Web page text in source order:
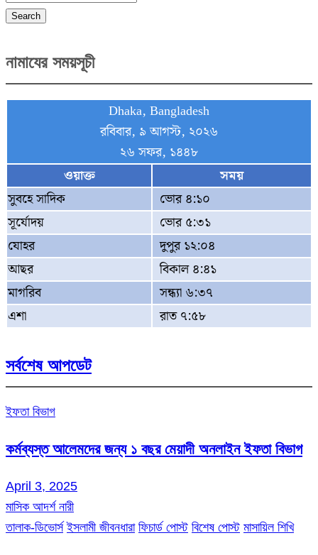
Search
নামাযের সময়সূচী
Dhaka, Bangladesh
রবিবার, ৯ আগস্ট, ২০২৬
২৬ সফর, ১৪৪৮
ওয়াক্ত
সময়
সুবহে সাদিক
ভোর ৪:১০
সূর্যোদয়
ভোর ৫:৩১
যোহর
দুপুর ১২:০৪
আছর
বিকাল ৪:৪১
মাগরিব
সন্ধ্যা ৬:৩৭
এশা
রাত ৭:৫৮
সর্বশেষ আপডেট
ইফতা বিভাগ
কর্মব্যস্ত আলেমদের জন্য ১ বছর মেয়াদী অনলাইন ইফতা বিভাগ
April 3, 2025
মাসিক আদর্শ নারী
তালাক-ডিভোর্স ইসলামী জীবনধারা ফিচার্ড পোস্ট বিশেষ পোস্ট মাসায়িল শিখি